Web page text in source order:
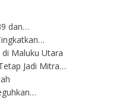
dan…
Maluku Utara
Jadi Mitra…